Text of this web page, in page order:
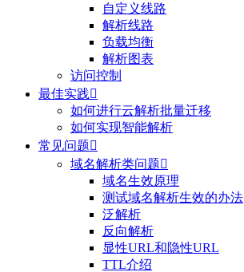
自定义线路
解析线路
负载均衡
解析图表
访问控制
最佳实践
如何进行云解析批量迁移
如何实现智能解析
常见问题
域名解析类问题
域名生效原理
测试域名解析生效的办法
泛解析
反向解析
显性URL和隐性URL
TTL介绍